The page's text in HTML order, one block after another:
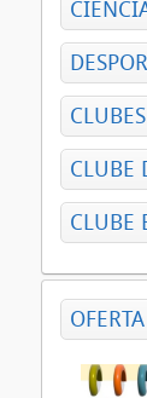
CLUBE
CLUBE